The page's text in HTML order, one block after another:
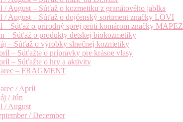
/ August – Súťaž o kozmetiku z granátového jablka
/ August – Súťaž o dojčenský sortiment značky LOVI
– Súťaž o prírodný sprej proti komárom značky MAPEZ
– Súťaž o produkty detskej biokozmetiky
– Súťaž o výrobky slnečnej kozmetiky
– Súťažte o prípravky pre krásne vlasy
– Súťažte o hry a aktivity
– FRAGMENT
/ Apríl
/ Jún
/ August
/ December